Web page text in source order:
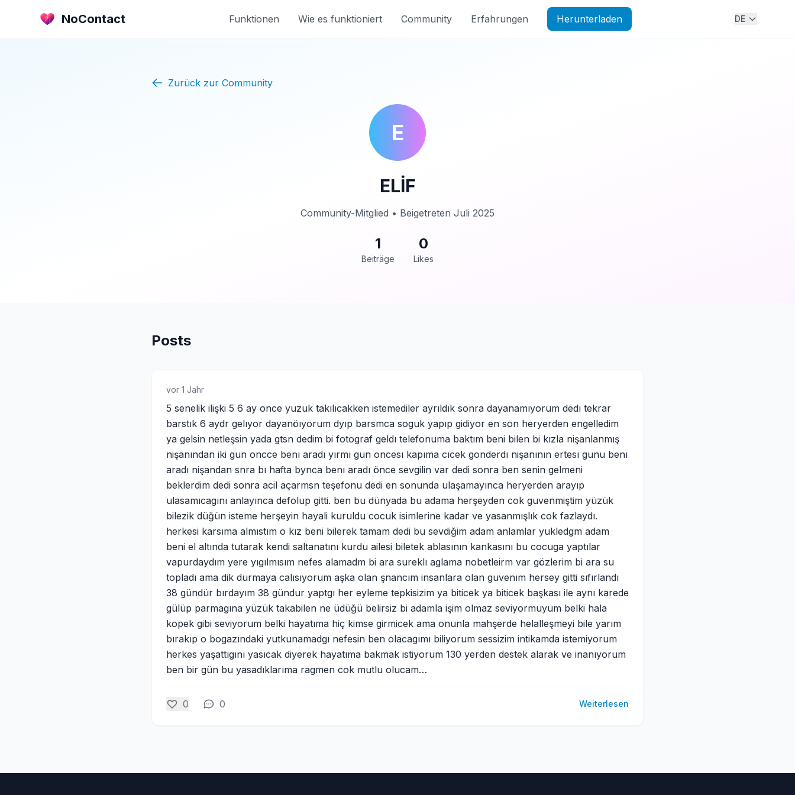
NoContact Funktionen Wie es funktioniert Community Erfahrungen Herunterladen DE
Zurück zur Community
E
ELİF
Community-Mitglied • Beigetreten Juli 2025
1
Beiträge
0
Likes
Posts
vor 1 Jahr
5 senelik ilişki 5 6 ay once yuzuk takılıcakken istemediler ayrıldık sonra dayanamıyorum dedı tekrar
barstık 6 aydr gelıyor dayanöıyorum dyıp barsmca soguk yapıp gidiyor en son heryerden engelledim
ya gelsin netleşsin yada gtsn dedim bi fotograf geldı telefonuma baktım beni bilen bi kızla nişanlanmış
nişanından iki gun oncce benı aradı yırmı gun oncesı kapıma cıcek gonderdı nişanının ertesı gunu benı
aradı nişandan snra bı hafta bynca benı aradı önce sevgilin var dedi sonra ben senin gelmeni
beklerdim dedi sonra acil açarmsn teşefonu dedi en sonunda ulaşamayınca heryerden arayıp
ulasamıcagını anlayınca defolup gitti. ben bu dünyada bu adama herşeyden cok guvenmiştim yüzük
bilezik düğün isteme herşeyin hayali kuruldu cocuk isimlerine kadar ve yasanmışlık cok fazlaydı.
herkesi karsıma almıstım o kız beni bilerek tamam dedi bu sevdiğim adam anlamlar yukledgm adam
beni el altında tutarak kendi saltanatını kurdu ailesi biletek ablasının kankasını bu cocuga yaptılar
vapurdaydım yere yıgılmısım nefes alamadm bi ara sureklı aglama nobetleirm var gözlerim bi ara su
topladı ama dik durmaya calısıyorum aşka olan şnancım insanlara olan guvenım hersey gitti sıfırlandı
38 gündür bırdayım 38 gündur yaptgı her eyleme tepkisizim ya biticek ya biticek başkası ile aynı karede
gülüp parmagına yüzük takabilen ne üdüğü belirsiz bi adamla işim olmaz seviyormuyum belki hala
kopek gibi seviyorum belki hayatıma hiç kimse girmicek ama onunla mahşerde helalleşmeyi bile yarım
bırakıp o bogazındaki yutkunamadgı nefesin ben olacagımı biliyorum sessizim intikamda istemiyorum
herkes yaşattıgını yasıcak diyerek hayatıma bakmak istiyorum 130 yerden destek alarak ve inanıyorum
ben bir gün bu yasadıklarıma ragmen cok mutlu olucam…
0 0 Weiterlesen